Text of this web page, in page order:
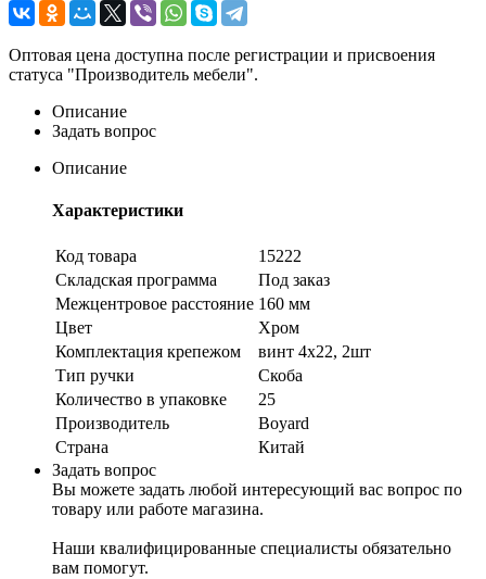
Оптовая цена доступна после регистрации и присвоения
статуса "Производитель мебели".
Описание
Задать вопрос
Описание
Характеристики
Код товара
15222
Складская программа
Под заказ
Межцентровое расстояние 160 мм
Цвет
Хром
Комплектация крепежом
винт 4х22, 2шт
Тип ручки
Скоба
Количество в упаковке
25
Производитель
Boyard
Страна
Китай
Задать вопрос
Вы можете задать любой интересующий вас вопрос по
товару или работе магазина.
Наши квалифицированные специалисты обязательно
вам помогут.